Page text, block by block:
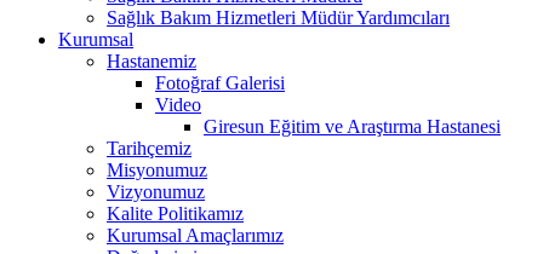
Sağlık Bakım Hizmetleri Müdür Yardımcıları
Kurumsal
Hastanemiz
Fotoğraf Galerisi
Video
Giresun Eğitim ve Araştırma Hastanesi
Tarihçemiz
Misyonumuz
Vizyonumuz
Kalite Politikamız
Kurumsal Amaçlarımız